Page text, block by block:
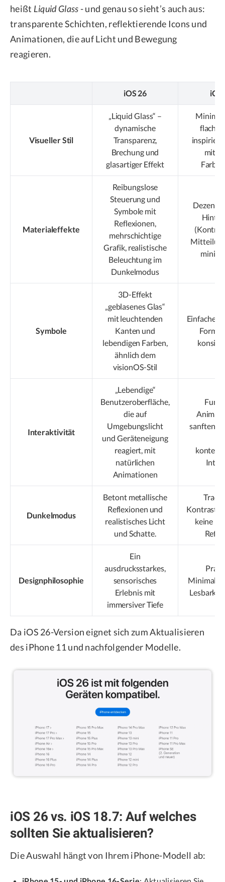
heißt Liquid Glass - und genau so sieht’s auch aus:
transparente Schichten, reflektierende Icons und
Animationen, die auf Licht und Bewegung
reagieren.
iOS 26 iOS
Visueller Stil
„Liquid Glass“ –
dynamische
Transparenz,
Brechung und
glasartiger Effekt
inspiriert
mit
Materialeffekte
Reibungslose
Steuerung und
Symbole mit
Reflexionen,
mehrschichtige
Grafik, realistische
Beleuchtung im
Dunkelmodus
Dezente
Symbole
3D-Effekt
„geblasenes Glas“
mit leuchtenden
Kanten und
lebendigen Farben,
ähnlich dem
visionOS-Stil
Einfache
Interaktivität
„Lebendige“
Benutzeroberfläche,
die auf
Umgebungslicht
und Geräteneigung
reagiert, mit
natürlichen
Animationen
sanften
Dunkelmodus
Betont metallische
Reflexionen und
realistisches Licht
und Schatte.
keine
Designphilosophie
Ein
ausdrucksstarkes,
sensorisches
Erlebnis mit
immersiver Tiefe
Da iOS 26-Version eignet sich zum Aktualisieren
des iPhone 11 und nachfolgender Modelle.
iOS 26 vs. iOS 18.7: Auf welches
sollten Sie aktualisieren?
Die Auswahl hängt von Ihrem iPhone-Modell ab: